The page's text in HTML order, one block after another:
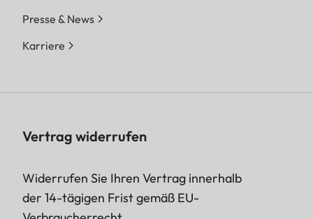
Presse & News
Karriere
Vertrag widerrufen
Widerrufen Sie Ihren Vertrag innerhalb
der 14-tägigen Frist gemäß EU-